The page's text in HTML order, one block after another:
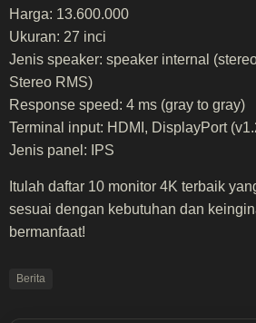
Harga: 13.600.000
Ukuran: 27 inci
Jenis speaker: speaker internal
Stereo RMS)
Response speed: 4 ms (gray to gray)
Terminal input: HDMI, DisplayPort
Jenis panel: IPS
Itulah daftar 10 monitor 4K terbaik
sesuai dengan kebutuhan dan
bermanfaat!
Berita